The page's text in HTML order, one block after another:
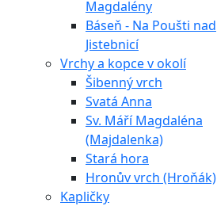
Magdalény
Báseň - Na Poušti nad
Jistebnicí
Vrchy a kopce v okolí
Šibenný vrch
Svatá Anna
Sv. Máří Magdaléna
(Majdalenka)
Stará hora
Hronův vrch (Hroňák)
Kapličky